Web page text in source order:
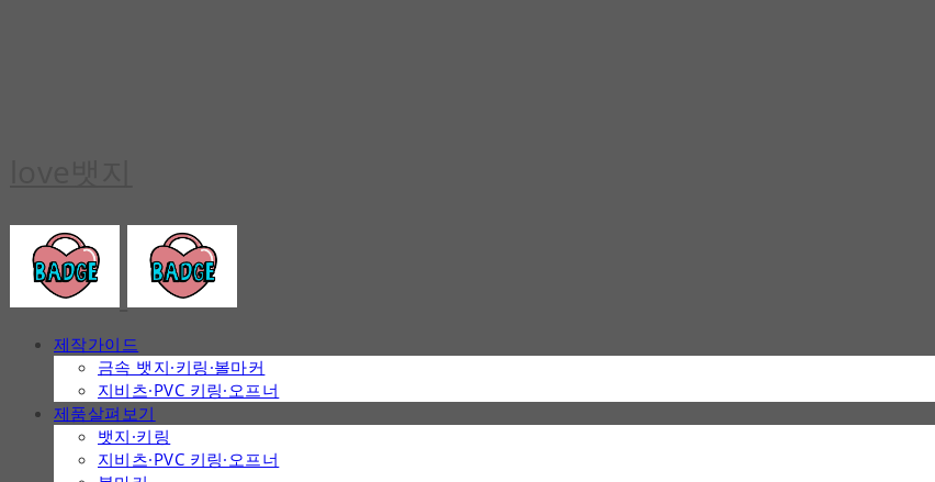
제작가이드
금속 뱃지·키링·볼마커
지비츠·PVC 키링·오프너
제품살펴보기
뱃지·키링
지비츠·PVC 키링·오프너